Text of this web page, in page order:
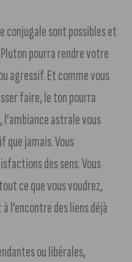
conjugale sont possibles et
pourra rendre votre
agressif. Et comme vous
faire, le ton pourra
astrale vous
jamais. Vous
des sens. Vous
ce que vous voudrez,
l’encontre des liens déjà
ou libérales,